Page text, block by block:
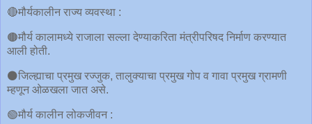
🔴मौर्यकालीन राज्य व्यवस्था :
🟤मौर्य कालामध्ये राजाला सल्ला देण्याकरिता मंत्रीपरिषद निर्माण करण्यात
आली होती.
⚫️जिल्ह्याचा प्रमुख रज्जुक, तालुक्याचा प्रमुख गोप व गावा प्रमुख ग्रामणी
म्हणून ओळखला जात असे.
🟢मौर्य कालीन लोकजीवन :